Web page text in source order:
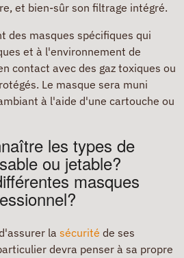
et bien-sûr son filtrage intégré.
des masques spécifiques qui
et à l'environnement de
contact avec des gaz toxiques ou
Le masque sera muni
à l'aide d'une cartouche ou
les types de
ou jetable?
masques
la sécurité de ses
devra penser à sa propre